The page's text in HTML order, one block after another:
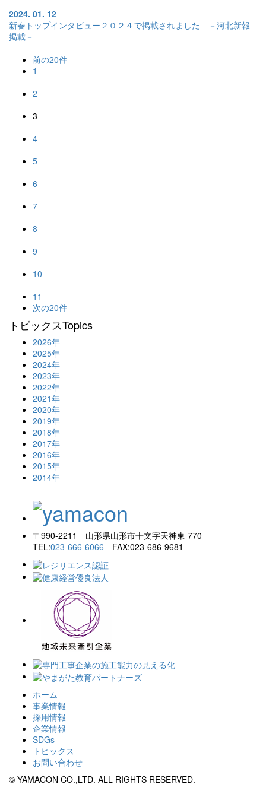
2024. 01. 12
新春トップインタビュー２０２４で掲載されました －河北新報
掲載－
前の20件
1
2
3
4
5
6
7
8
9
10
11
次の20件
トピックスTopics
2026年
2025年
2024年
2023年
2022年
2021年
2020年
2019年
2018年
2017年
2016年
2015年
2014年
〒990-2211 山形県山形市十文字天神東 770
TEL:023-666-6066 FAX:023-686-9681
ホーム
事業情報
採用情報
企業情報
SDGs
トピックス
お問い合わせ
© YAMACON CO.,LTD. ALL RIGHTS RESERVED.